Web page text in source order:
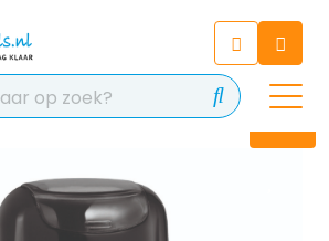
24/7 met onze chatbot
hulp